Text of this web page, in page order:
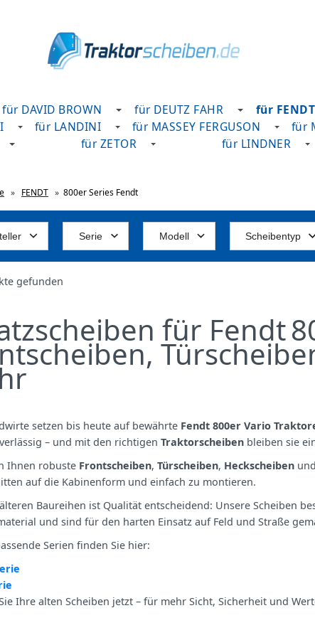
für DAVID BROWN für DEUTZ FAHR für FENDT
für LANDINI für MASSEY FERGUSON für
für ZETOR für LINDNER
» FENDT » 800er Series Fendt
Serie Modell Scheibentyp
gefunden
für Fendt
setzen bis heute auf bewährte Fendt 800er Vario
– und mit den richtigen Traktorscheiben bleiben sie
Ihnen robuste Frontscheiben, Türscheiben, Heckscheiben und
auf die Kabinenform und einfach zu montieren.
Baureihen ist Qualität entscheidend: Unsere Scheiben
und sind für den harten Einsatz auf Feld und Straße
Serien finden Sie hier:
Ihre alten Scheiben jetzt – für mehr Sicht, Sicherheit und